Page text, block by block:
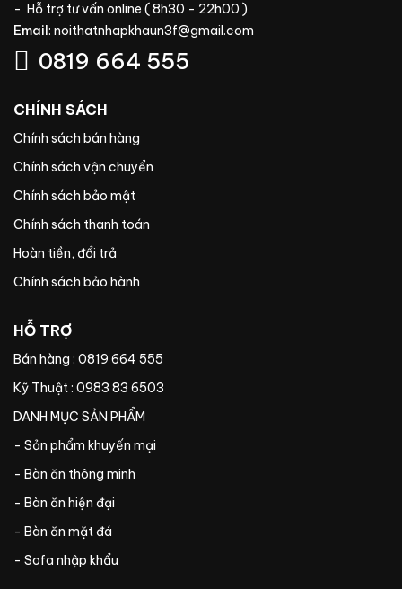
- Hỗ trợ tư vấn online ( 8h30 - 22h00 )
Email: noithatnhapkhaun3f@gmail.com
0819 664 555
CHÍNH SÁCH
Chính sách bán hàng
Chính sách vận chuyển
Chính sách bảo mật
Chính sách thanh toán
Hoàn tiền, đổi trả
Chính sách bảo hành
HỖ TRỢ
Bán hàng : 0819 664 555
Kỹ Thuật : 0983 83 6503
DANH MỤC SẢN PHẨM
- Sản phẩm khuyến mại
- Bàn ăn thông minh
- Bàn ăn hiện đại
- Bàn ăn mặt đá
- Sofa nhập khẩu